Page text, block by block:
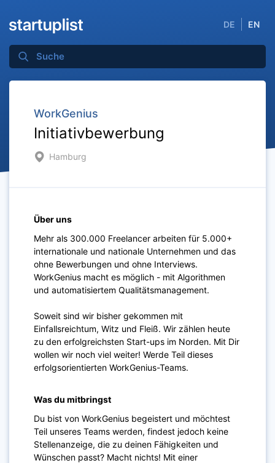
DE EN
WorkGenius
Initiativbewerbung
Hamburg
Über uns
Mehr als 300.000 Freelancer arbeiten für 5.000+
internationale und nationale Unternehmen und das
ohne Bewerbungen und ohne Interviews.
WorkGenius macht es möglich - mit Algorithmen
und automatisiertem Qualitätsmanagement.
Soweit sind wir bisher gekommen mit
Einfallsreichtum, Witz und Fleiß. Wir zählen heute
zu den erfolgreichsten Start-ups im Norden. Mit Dir
wollen wir noch viel weiter! Werde Teil dieses
erfolgsorientierten WorkGenius-Teams.
Was du mitbringst
Du bist von WorkGenius begeistert und möchtest
Teil unseres Teams werden, findest jedoch keine
Stellenanzeige, die zu deinen Fähigkeiten und
Wünschen passt? Macht nichts! Mit einer